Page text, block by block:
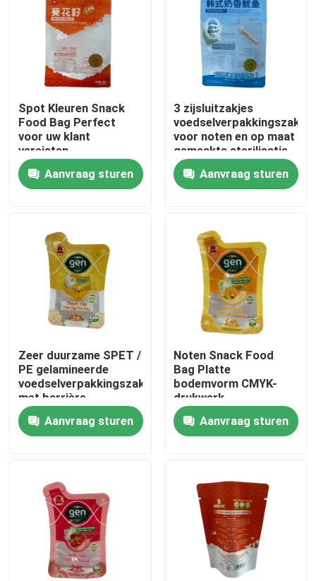
Huis
Ongeveer ons
Fabrieksreis
Kwaliteitscontrole
Contacteer ons
Nieuws
Gevallen
Voedsel Verpakkingszakken
Uitloop verpakkingstas
Spot Kleuren Snack
Food Bag Perfect
voor uw klant
vereisten
Aanvraag sturen
3 zijsluitzakjes
voedselverpakkingszakjes
voor noten en op maat
gemaakte sterilisatie
in de industrie
Aanvraag sturen
Zeer duurzame SPET /
PE gelamineerde
voedselverpakkingszak
met barrière
Aanvraag sturen
Noten Snack Food
Bag Platte
bodemvorm CMYK-
drukwerk
Aanvraag sturen